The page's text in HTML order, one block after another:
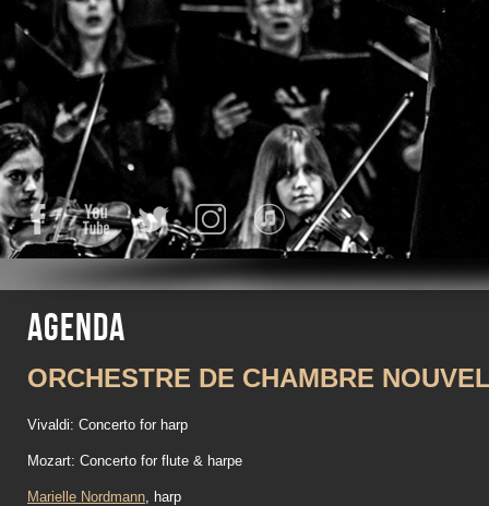
FacebookYouTube Twitter InstagramiTunes
Agenda
ORCHESTRE DE CHAMBRE
Vivaldi: Concerto for harp
Mozart: Concerto for flute & harpe
Marielle Nordmann, harp